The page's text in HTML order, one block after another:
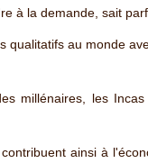
à la demande, sait
qualitatifs au monde
millénaires, les
ainsi à